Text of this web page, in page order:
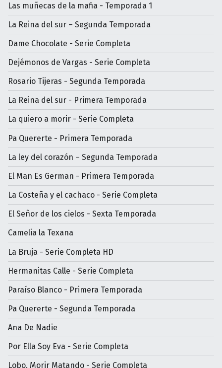
Las muñecas de la mafia - Temporada 1
La Reina del sur – Segunda Temporada
Dame Chocolate - Serie Completa
Dejémonos de Vargas - Serie Completa
Rosario Tijeras - Segunda Temporada
La Reina del sur - Primera Temporada
La quiero a morir - Serie Completa
Pa Quererte - Primera Temporada
La ley del corazón – Segunda Temporada
El Man Es German - Primera Temporada
La Costeña y el cachaco - Serie Completa
El Señor de los cielos - Sexta Temporada
Camelia la Texana
La Bruja - Serie Completa HD
Hermanitas Calle - Serie Completa
Paraíso Blanco - Primera Temporada
Pa Quererte - Segunda Temporada
Ana De Nadie
Por Ella Soy Eva - Serie Completa
Lobo, Morir Matando - Serie Completa